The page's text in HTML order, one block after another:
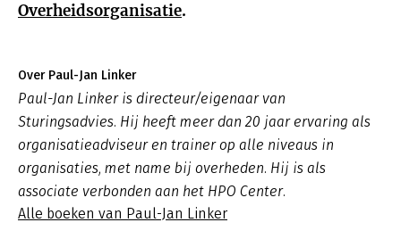
Overheidsorganisatie.
Over Paul-Jan Linker
Paul-Jan Linker is directeur/eigenaar van
Sturingsadvies. Hij heeft meer dan 20 jaar ervaring als
organisatieadviseur en trainer op alle niveaus in
organisaties, met name bij overheden. Hij is als
associate verbonden aan het HPO Center.
Alle boeken van Paul-Jan Linker